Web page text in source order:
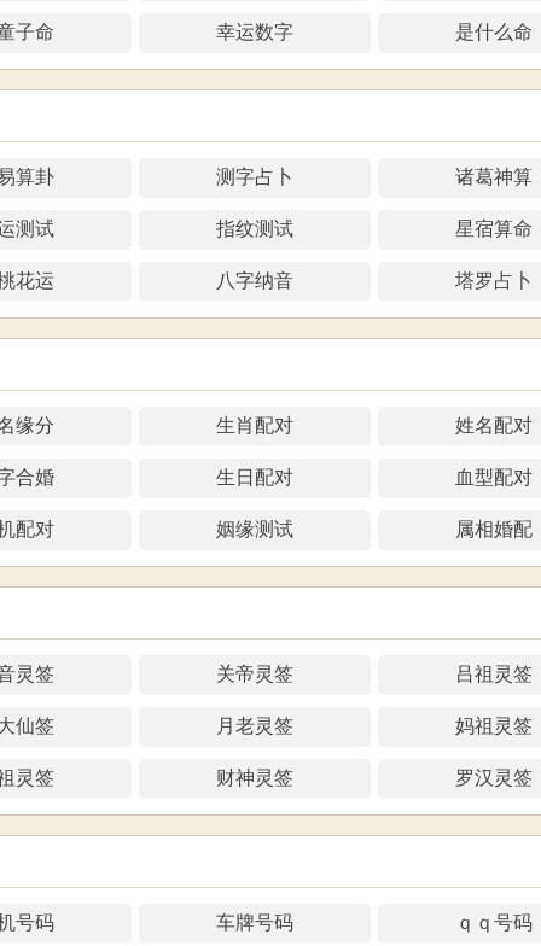
31日财神方位：东北
29日财神方位：东北
28日财神方位：正南
29日财神方位：东北
日财神方位：东北
26日财神方位：正南
27日财神方位：正南
日财神方位：东北
31日财神方位：正西
24日财神方位：正东
26日财神方位：正南
日财神方位：东北
29日财神方位：正西
22日财神方位：正北
25日财神方位：正南
26日财神方位：正南
27日财神方位：东北
29日财神方位：正西
31日财神方位：正北
21日财神方位：正北
22日财神方位：正东
23日财神方位：正东
25日财神方位：正南
27日财神方位：东北
29日财神方位：正西
30日财神方位：正北
19日财神方位：正西
20日财神方位：正北
22日财神方位：正东
24日财神方位：正南
25日财神方位：正南
日财神方位：东北
29日财神方位：正西
30日财神方位：正北
子命 幸运数字 是什么命
算卦 测字占卜 诸葛神算
测试 指纹测试 星宿算命
花运 八字纳音 塔罗占卜
缘分 生肖配对 姓名配对
合婚 生日配对 血型配对
配对 姻缘测试 属相婚配
灵签 关帝灵签 吕祖灵签
仙签 月老灵签 妈祖灵签
灵签 财神灵签 罗汉灵签
号码 车牌号码 ｑｑ号码